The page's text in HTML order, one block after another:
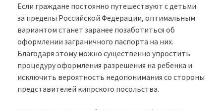
Если граждане постоянно путешествуют с детьми
за пределы Российской Федерации, оптимальным
вариантом станет заранее позаботиться об
оформлении заграничного паспорта на них.
Благодаря этому можно существенно упростить
процедуру оформления разрешения на ребенка и
исключить вероятность недопонимания со стороны
представителей кипрского посольства.